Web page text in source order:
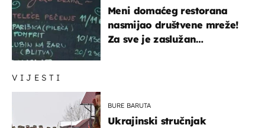
VIJESTI
BURE BARUTA
Ukrajinski stručnjak
Meni domaćeg restorana
nasmijao društvene mreže!
Za sve je zaslužan